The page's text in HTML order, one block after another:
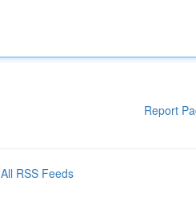
Report
All RSS Feeds